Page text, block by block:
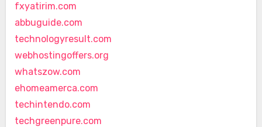
fxyatirim.com
abbuguide.com
technologyresult.com
webhostingoffers.org
whatszow.com
ehomeamerca.com
techintendo.com
techgreenpure.com